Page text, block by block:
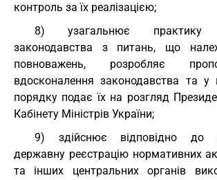
контроль за їх реалізацією;
8) узагальнює практику
законодавства з питань, що
повноважень, розробляє
вдосконалення законодавства та у
порядку подає їх на розгляд
Кабінету Міністрів України;
9) здійснює відповідно до
державну реєстрацію нормативних
та інших центральних органів